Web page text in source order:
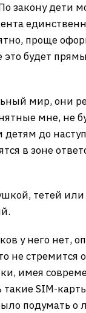
закону дети
проще
это будет
мир, они
мне, не
до
в зоне
тетей
у него нет,
не стремится
имея
SIM-
подумать о